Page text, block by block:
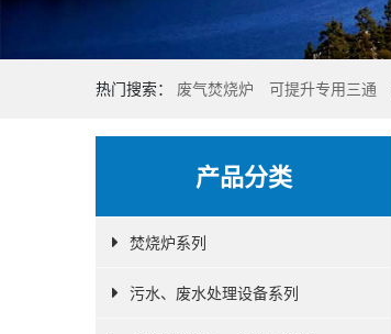
热门搜索： 废气焚烧炉 可提升专用三通
产品分类
焚烧炉系列
污水、废水处理设备系列